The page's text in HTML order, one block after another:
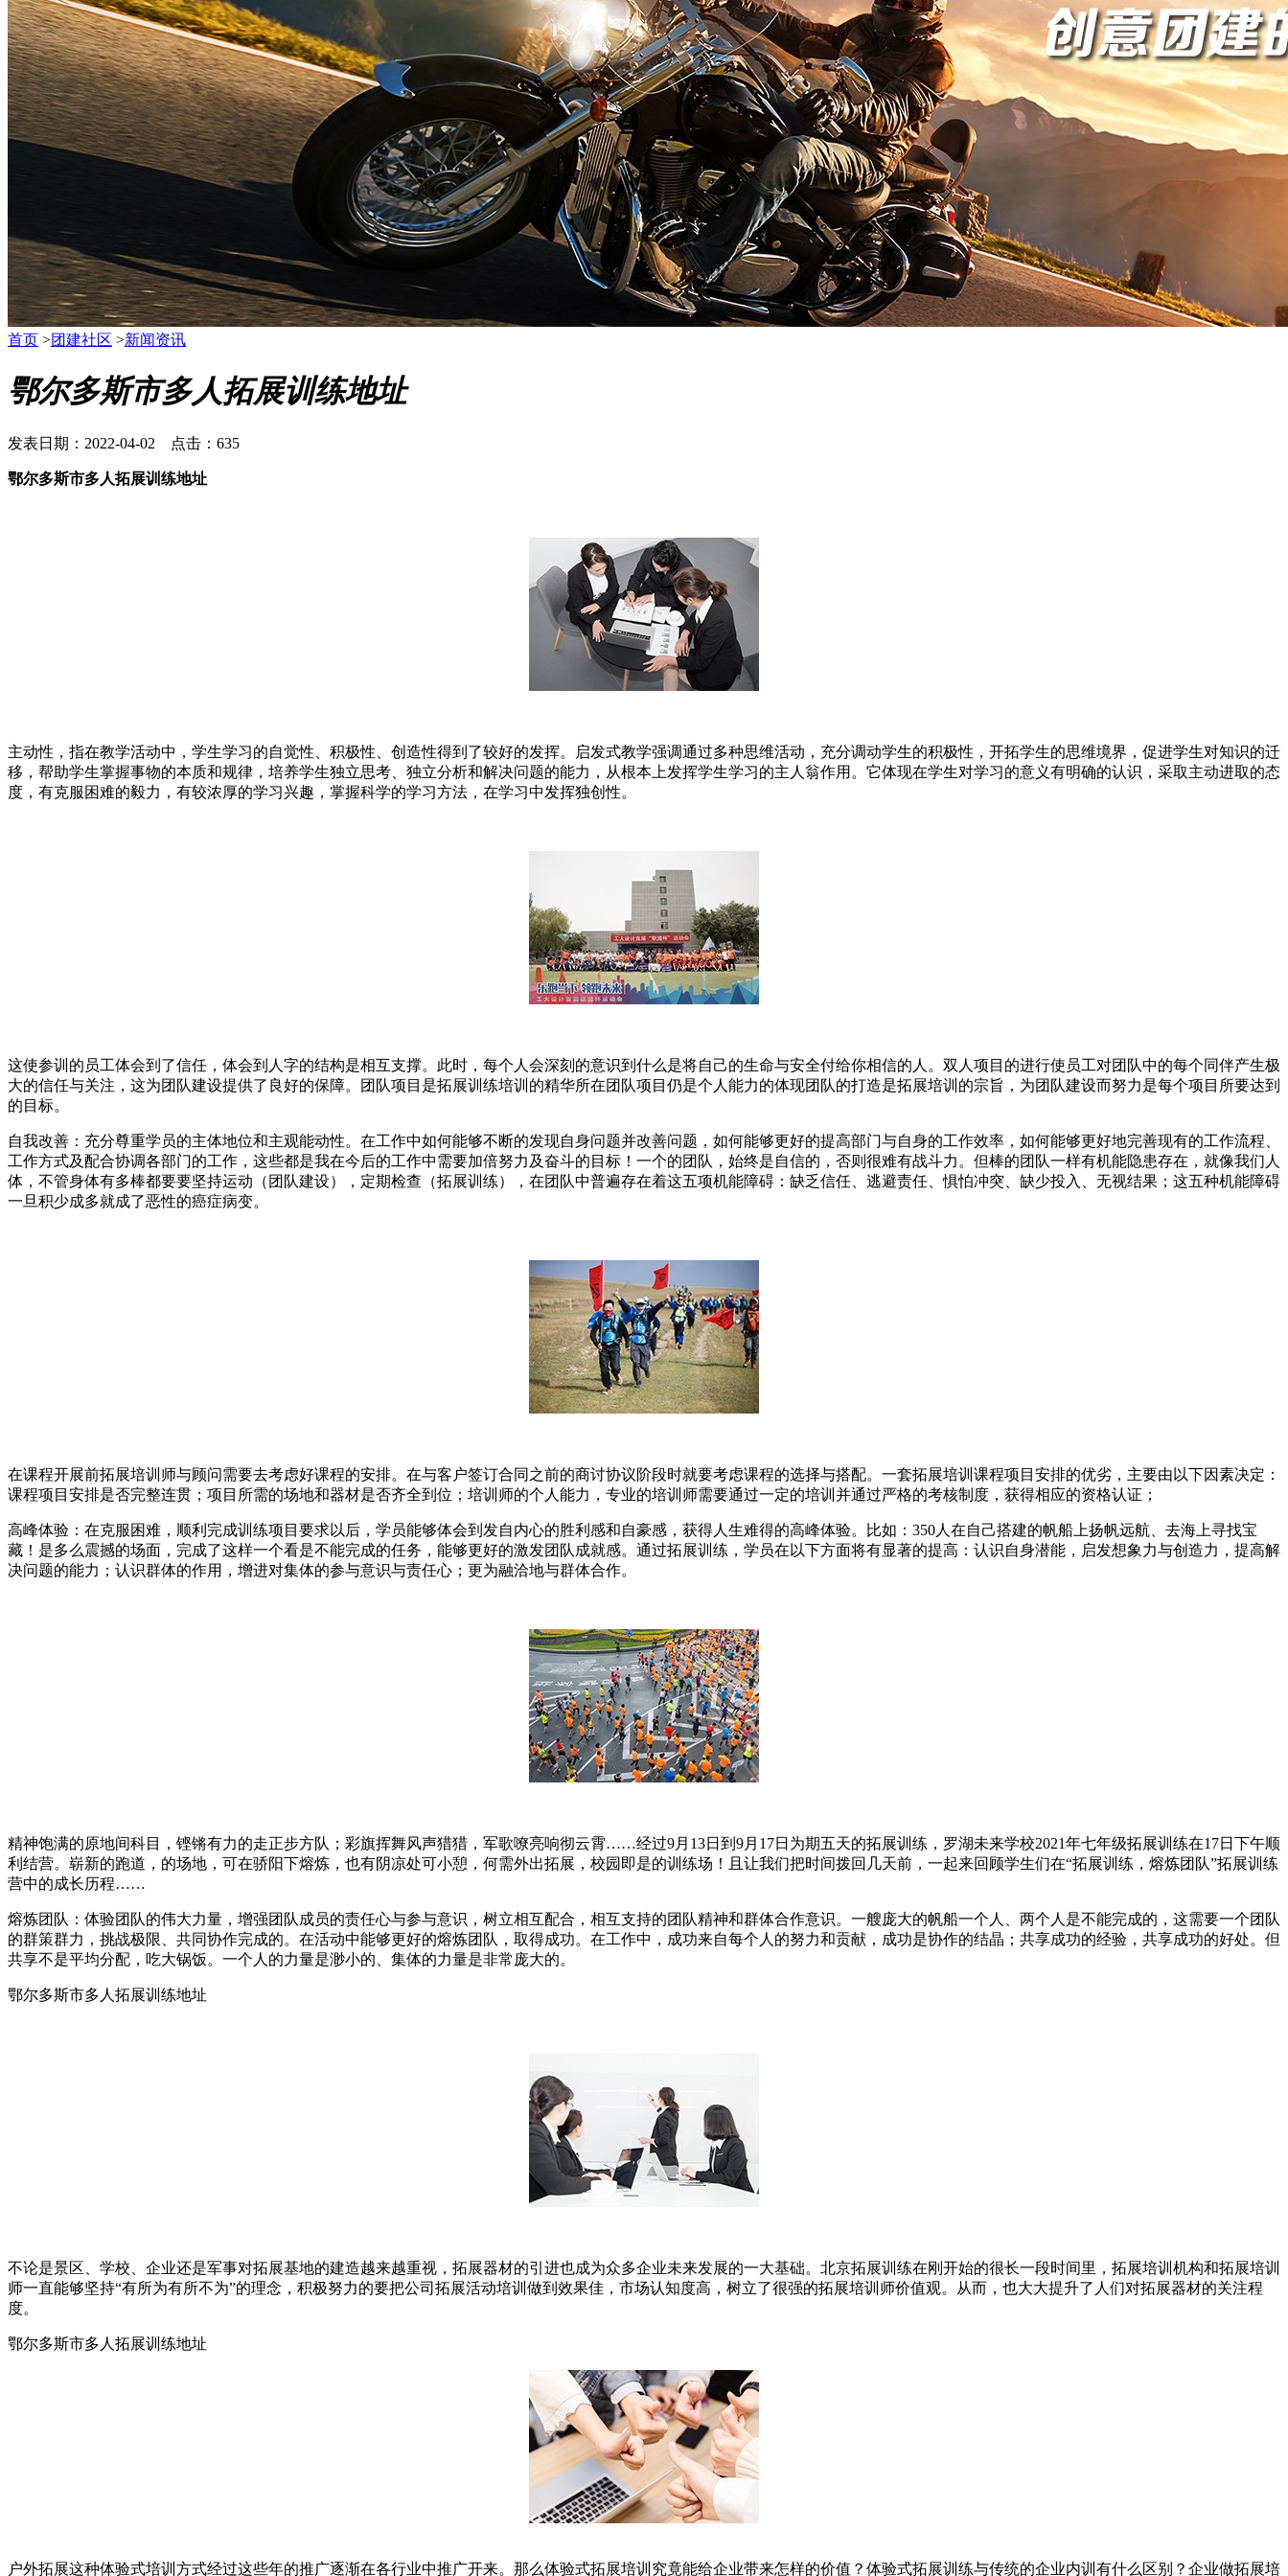
首页 >团建社区 >新闻资讯
鄂尔多斯市多人拓展训练地址
发表日期：2022-04-02 点击：635
鄂尔多斯市多人拓展训练地址
主动性，指在教学活动中，学生学习的自觉性、积极性、创造性得到了较好的发挥。启发式教学强调通过多种思维活动，充分调动学生的积极性，开拓学生的思维境界，促进学生对知识的迁
移，帮助学生掌握事物的本质和规律，培养学生独立思考、独立分析和解决问题的能力，从根本上发挥学生学习的主人翁作用。它体现在学生对学习的意义有明确的认识，采取主动进取的态
度，有克服困难的毅力，有较浓厚的学习兴趣，掌握科学的学习方法，在学习中发挥独创性。
这使参训的员工体会到了信任，体会到人字的结构是相互支撑。此时，每个人会深刻的意识到什么是将自己的生命与安全付给你相信的人。双人项目的进行使员工对团队中的每个同伴产生极
大的信任与关注，这为团队建设提供了良好的保障。团队项目是拓展训练培训的精华所在团队项目仍是个人能力的体现团队的打造是拓展培训的宗旨，为团队建设而努力是每个项目所要达到
的目标。
自我改善：充分尊重学员的主体地位和主观能动性。在工作中如何能够不断的发现自身问题并改善问题，如何能够更好的提高部门与自身的工作效率，如何能够更好地完善现有的工作流程、
工作方式及配合协调各部门的工作，这些都是我在今后的工作中需要加倍努力及奋斗的目标！一个的团队，始终是自信的，否则很难有战斗力。但棒的团队一样有机能隐患存在，就像我们人
体，不管身体有多棒都要要坚持运动（团队建设），定期检查（拓展训练），在团队中普遍存在着这五项机能障碍：缺乏信任、逃避责任、惧怕冲突、缺少投入、无视结果；这五种机能障碍
一旦积少成多就成了恶性的癌症病变。
在课程开展前拓展培训师与顾问需要去考虑好课程的安排。在与客户签订合同之前的商讨协议阶段时就要考虑课程的选择与搭配。一套拓展培训课程项目安排的优劣，主要由以下因素决定：
课程项目安排是否完整连贯；项目所需的场地和器材是否齐全到位；培训师的个人能力，专业的培训师需要通过一定的培训并通过严格的考核制度，获得相应的资格认证；
高峰体验：在克服困难，顺利完成训练项目要求以后，学员能够体会到发自内心的胜利感和自豪感，获得人生难得的高峰体验。比如：350人在自己搭建的帆船上扬帆远航、去海上寻找宝
藏！是多么震撼的场面，完成了这样一个看是不能完成的任务，能够更好的激发团队成就感。通过拓展训练，学员在以下方面将有显著的提高：认识自身潜能，启发想象力与创造力，提高解
决问题的能力；认识群体的作用，增进对集体的参与意识与责任心；更为融洽地与群体合作。
精神饱满的原地间科目，铿锵有力的走正步方队；彩旗挥舞风声猎猎，军歌嘹亮响彻云霄……经过9月13日到9月17日为期五天的拓展训练，罗湖未来学校2021年七年级拓展训练在17日下午顺
利结营。崭新的跑道，的场地，可在骄阳下熔炼，也有阴凉处可小憩，何需外出拓展，校园即是的训练场！且让我们把时间拨回几天前，一起来回顾学生们在“拓展训练，熔炼团队”拓展训练
营中的成长历程……
熔炼团队：体验团队的伟大力量，增强团队成员的责任心与参与意识，树立相互配合，相互支持的团队精神和群体合作意识。一艘庞大的帆船一个人、两个人是不能完成的，这需要一个团队
的群策群力，挑战极限、共同协作完成的。在活动中能够更好的熔炼团队，取得成功。在工作中，成功来自每个人的努力和贡献，成功是协作的结晶；共享成功的经验，共享成功的好处。但
共享不是平均分配，吃大锅饭。一个人的力量是渺小的、集体的力量是非常庞大的。
鄂尔多斯市多人拓展训练地址
不论是景区、学校、企业还是军事对拓展基地的建造越来越重视，拓展器材的引进也成为众多企业未来发展的一大基础。北京拓展训练在刚开始的很长一段时间里，拓展培训机构和拓展培训
师一直能够坚持“有所为有所不为”的理念，积极努力的要把公司拓展活动培训做到效果佳，市场认知度高，树立了很强的拓展培训师价值观。从而，也大大提升了人们对拓展器材的关注程
度。
鄂尔多斯市多人拓展训练地址
户外拓展这种体验式培训方式经过这些年的推广逐渐在各行业中推广开来。那么体验式拓展培训究竟能给企业带来怎样的价值？体验式拓展训练与传统的企业内训有什么区别？企业做拓展培